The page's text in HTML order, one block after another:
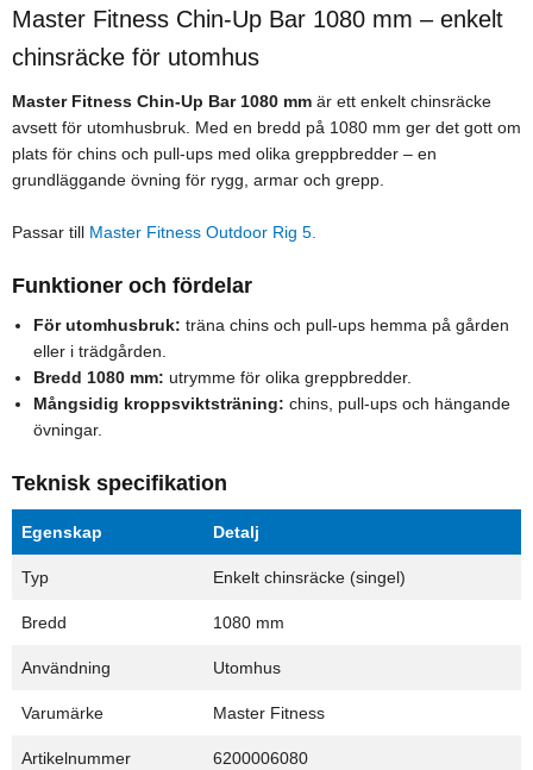
Master Fitness Chin-Up Bar 1080 mm – enkelt
chinsräcke för utomhus
Master Fitness Chin-Up Bar 1080 mm är ett enkelt chinsräcke
avsett för utomhusbruk. Med en bredd på 1080 mm ger det gott om
plats för chins och pull-ups med olika greppbredder – en
grundläggande övning för rygg, armar och grepp.
Passar till Master Fitness Outdoor Rig 5.
Funktioner och fördelar
För utomhusbruk: träna chins och pull-ups hemma på gården
eller i trädgården.
Bredd 1080 mm: utrymme för olika greppbredder.
Mångsidig kroppsviktsträning: chins, pull-ups och hängande
övningar.
Teknisk specifikation
Egenskap Detalj
Typ Enkelt chinsräcke (singel)
Bredd 1080 mm
Användning Utomhus
Varumärke Master Fitness
Artikelnummer 6200006080